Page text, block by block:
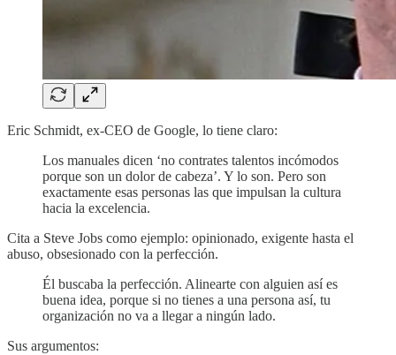
Eric Schmidt, ex-CEO de Google, lo tiene claro:
Los manuales dicen ‘no contrates talentos incómodos
porque son un dolor de cabeza’. Y lo son. Pero son
exactamente esas personas las que impulsan la cultura
hacia la excelencia.
Cita a Steve Jobs como ejemplo: opinionado, exigente hasta el
abuso, obsesionado con la perfección.
Él buscaba la perfección. Alinearte con alguien así es
buena idea, porque si no tienes a una persona así, tu
organización no va a llegar a ningún lado.
Sus argumentos: